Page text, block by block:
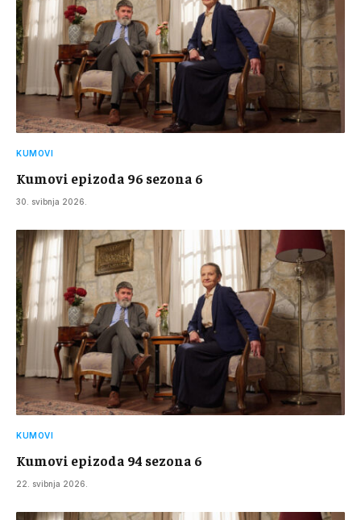
KUMOVI
Kumovi epizoda 96 sezona 6
30. svibnja 2026.
KUMOVI
Kumovi epizoda 94 sezona 6
22. svibnja 2026.